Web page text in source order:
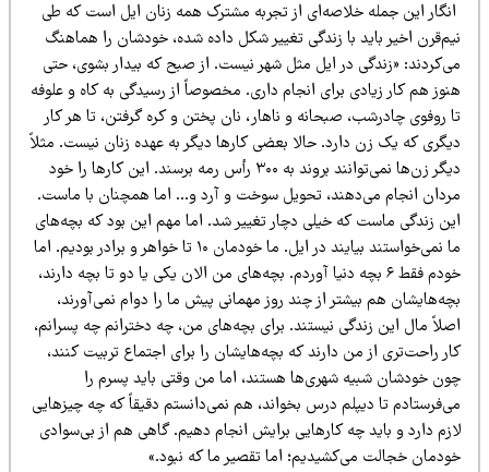
این جمله خلاصه‌ای از تجربه مشترک همه زنان ایل است که طی
اخیر باید با زندگی تغییر شکل داده شده، خودشان را هماهنگ
«زندگی در ایل مثل شهر نیست. از صبح که بیدار بشوی، حتی
هم کار زیادی برای انجام داری. مخصوصاً از رسیدگی به کاه و علوفه
روفوی چادرشب، صبحانه و ناهار، نان پختن و کره گرفتن، تا هر کار
که یک زن دارد. حالا بعضی کارها دیگر به عهده زنان نیست. مثلاً
دیگر زن‌ها نمی‌توانند بروند به ۳۰۰ رأس رمه برسند. این کارها را خود
انجام می‌دهند، تحویل سوخت و آرد و… اما همچنان با ماست.
زندگی ماست که خیلی دچار تغییر شد. اما مهم این بود که بچه‌های
ما نمی‌خواستند بیایند در ایل. ما خودمان ۱۰ تا خواهر و برادر بودیم. اما
خودم فقط ۶ بچه دنیا آوردم. بچه‌های من الان یکی یا دو تا بچه دارند،
هم بیشتر از چند روز مهمانی پیش ما را دوام نمی‌آورند،
مال این زندگی نیستند. برای بچه‌های من، چه دخترانم چه پسرانم،
راحت‌تری از من دارند که بچه‌هایشان را برای اجتماع تربیت کنند،
خودشان شبیه شهری‌ها هستند، اما من وقتی باید پسرم را
تا دیپلم درس بخواند، هم نمی‌دانستم دقیقاً که چه چیزهایی
دارد و باید چه کارهایی برایش انجام دهیم. گاهی هم از بی‌سوادی
خجالت می‌کشیدیم؛ اما تقصیر ما که نبود.»